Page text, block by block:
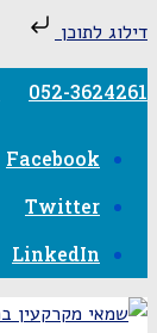
דילוג לתוכן
052-3624261
Facebook
Twitter
LinkedIn